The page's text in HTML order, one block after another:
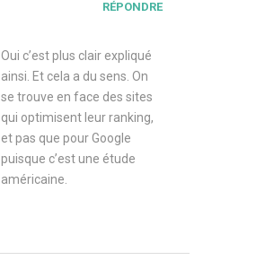
RÉPONDRE
Oui c’est plus clair expliqué
ainsi. Et cela a du sens. On
se trouve en face des sites
qui optimisent leur ranking,
et pas que pour Google
puisque c’est une étude
américaine.